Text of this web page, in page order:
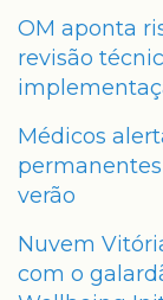
OM aponta
revisão
Médicos
verão
Nuvem
com o